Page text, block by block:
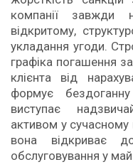
компанії
відкритому,
укладання угоди.
графіка погашення
клієнта від
формує
виступає
активом у сучасному
вона відкриває
обслуговування у